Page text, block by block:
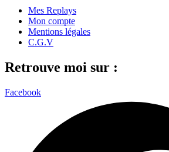
Mes Replays
Mon compte
Mentions légales
C.G.V
Retrouve moi sur :
Facebook